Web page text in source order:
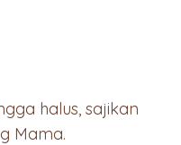
halus, sajikan
Mama.